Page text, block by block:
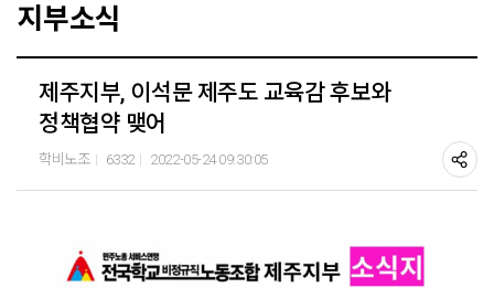
지부소식
제주지부, 이석문 제주도 교육감 후보와
정책협약 맺어
학비노조 6332 2022-05-24 09:30:05